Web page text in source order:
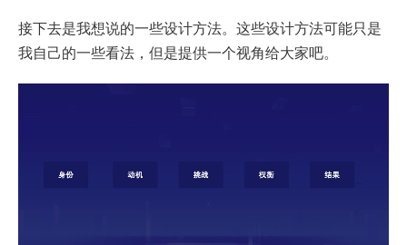
接下去是我想说的一些设计方法。这些设计方法可能只是
我自己的一些看法，但是提供一个视角给大家吧。